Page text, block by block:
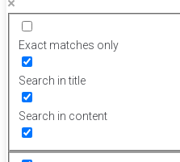
Exact matches only
Search in title
Search in content